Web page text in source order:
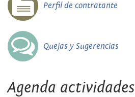
Perfil de contratante
Quejas y Sugerencias
Agenda actividades